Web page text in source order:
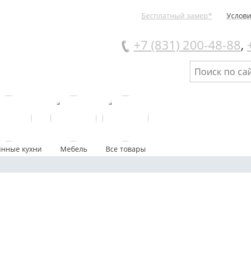
+7 (831) 200-48-88,
Бесплатный замер*
кухни Мебель Все товары